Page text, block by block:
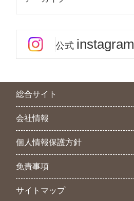
公式 instagram
総合サイト
会社情報
個人情報保護方針
免責事項
サイトマップ